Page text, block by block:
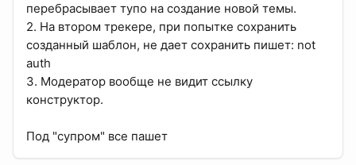
перебрасывает тупо на создание новой темы.
2. На втором трекере, при попытке сохранить
созданный шаблон, не дает сохранить пишет: not
auth
3. Модератор вообще не видит ссылку
конструктор.
Под "супром" все пашет